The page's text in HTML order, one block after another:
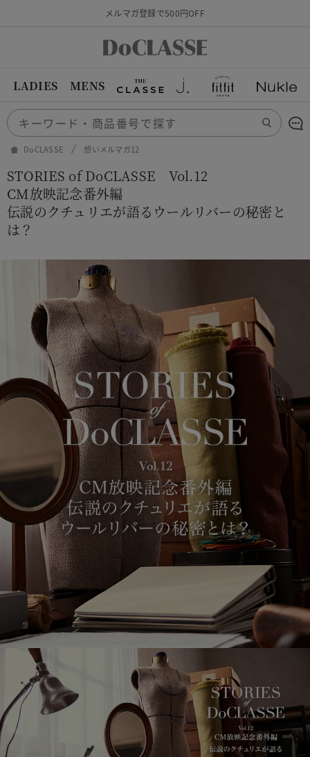
メルマガ登録で500円OFF
LADIES MENS
DoCLASSE 想いメルマガ12
STORIES of DoCLASSE Vol.12
CM放映記念番外編
伝説のクチュリエが語るウールリバーの秘密と
は？